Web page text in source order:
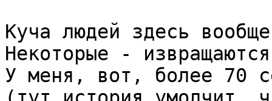
Куча людей здесь
Некоторые -
У меня, вот, более 70